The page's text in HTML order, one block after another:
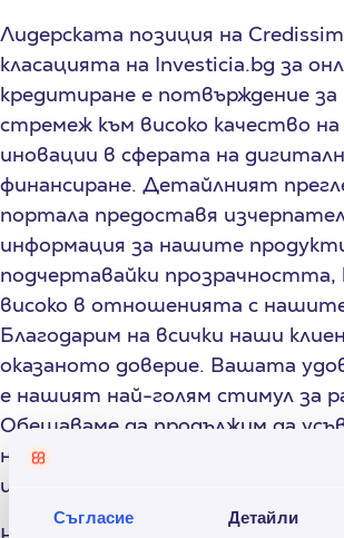
Съгласие Детайли
Лидерската позиция на
класацията на Investicia.bg за
кредитиране е потвърждение
стремеж към високо качество на
иновации в сферата на
финансиране. Детайлният
портала предоставя
информация за нашите
подчертавайки прозрачността,
високо в отношенията с
Благодарим на всички наши
оказаното доверие. Вашата
е нашият най-голям стимул за
Обещаваме да продължим да
нашите услуги, откликвайки на
и очаквания.